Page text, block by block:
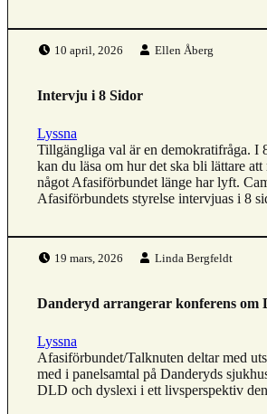
Intervju i 8 Sidor
Lyssna
Tillgängliga val är en demokratifråga. I
kan du läsa om hur det ska bli lättare
något Afasiförbundet länge har lyft.
Afasiförbundets styrelse intervjuas i 8
Publicerad den:
10 april, 2026 Skriven av:
Ellen Åberg
Danderyd arrangerar konferens om
Lyssna
Afasiförbundet/Talknuten deltar med
med i panelsamtal på Danderyds
DLD och dyslexi i ett livsperspektiv
Publicerad den:
19 mars, 2026 Skriven av:
Linda Bergfeldt